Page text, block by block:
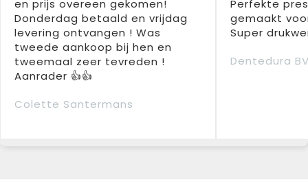
en prijs overeen gekomen!
Donderdag betaald en vrijdag
levering ontvangen ! Was
tweede aankoop bij hen en
tweemaal zeer tevreden !
Aanrader 👍👍
Colette Santermans
Perfekte
gemaakt
Super
Dentedura